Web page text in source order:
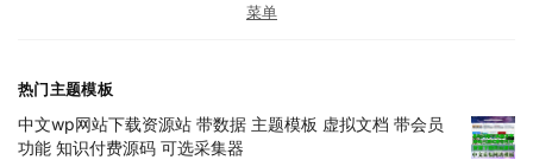
菜单
热门主题模板
中文wp网站下载资源站 带数据 主题模板 虚拟文档 带会员
功能 知识付费源码 可选采集器